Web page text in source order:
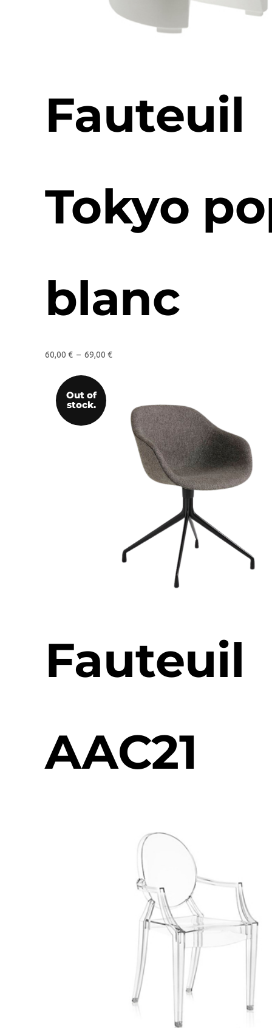
Fauteuil
Tokyo
blanc
60,00 € – 69,00 €
Out of
stock.
Fauteuil
AAC21